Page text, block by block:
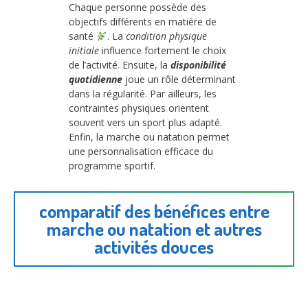
Chaque personne possède des
objectifs différents en matière de
santé
. La condition physique
initiale influence fortement le choix
de l’activité. Ensuite, la disponibilité
quotidienne joue un rôle déterminant
dans la régularité. Par ailleurs, les
contraintes physiques orientent
souvent vers un sport plus adapté.
Enfin, la marche ou natation permet
une personnalisation efficace du
programme sportif.
comparatif des bénéfices entre
marche ou natation et autres
activités douces